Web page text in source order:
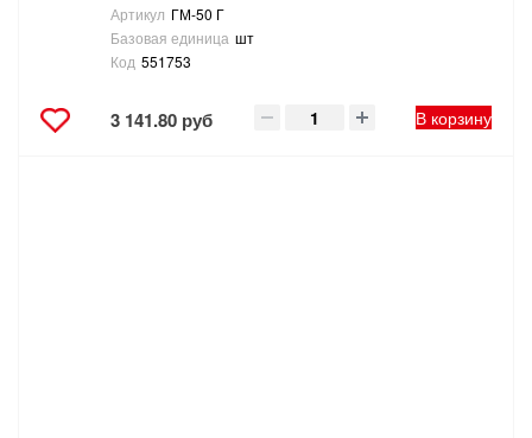
Артикул ГМ-50 Г
Базовая единица шт
Код 551753
3 141.80 руб В корзину